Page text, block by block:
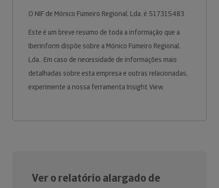
O NIF de Mónico Fumeiro Regional, Lda. é 517315483.
Este é um breve resumo de toda a informação que a
Iberinform dispõe sobre a Mónico Fumeiro Regional,
Lda.. Em caso de necessidade de informações mais
detalhadas sobre esta empresa e outras relacionadas,
experimente a nossa ferramenta Insight View.
Ver o relatório alargado de